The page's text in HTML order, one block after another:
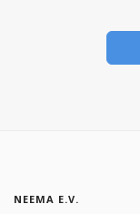
NEEMA E.V.